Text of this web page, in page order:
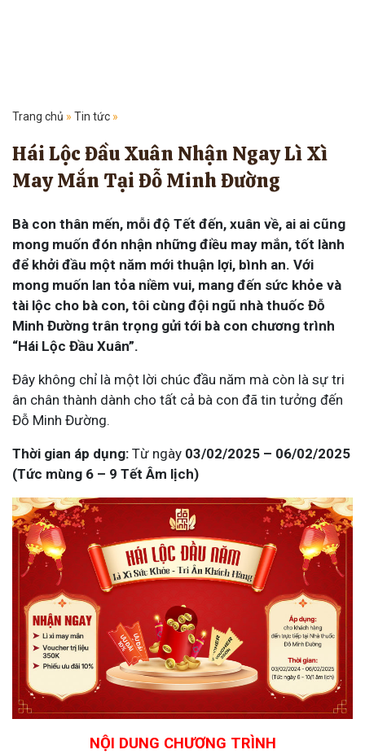
Trang chủ » Tin tức »
Hái Lộc Đầu Xuân Nhận Ngay Lì Xì
May Mắn Tại Đỗ Minh Đường
Bà con thân mến, mỗi độ Tết đến, xuân về, ai ai cũng
mong muốn đón nhận những điều may mắn, tốt lành
để khởi đầu một năm mới thuận lợi, bình an. Với
mong muốn lan tỏa niềm vui, mang đến sức khỏe và
tài lộc cho bà con, tôi cùng đội ngũ nhà thuốc Đỗ
Minh Đường trân trọng gửi tới bà con chương trình
“Hái Lộc Đầu Xuân”.
Đây không chỉ là một lời chúc đầu năm mà còn là sự tri
ân chân thành dành cho tất cả bà con đã tin tưởng đến
Đỗ Minh Đường.
Thời gian áp dụng: Từ ngày 03/02/2025 – 06/02/2025
(Tức mùng 6 – 9 Tết Âm lịch)
NỘI DUNG CHƯƠNG TRÌNH